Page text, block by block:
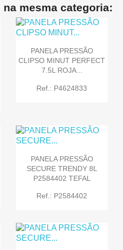
mesma categoria:
PANELA PRESSÃO
CLIPSO MINUT PERFECT
7.5L ROJA...
Ref.: P4624833
PANELA PRESSÃO
SECURE TRENDY 8L
P2584402 TEFAL
Ref.: P2584402